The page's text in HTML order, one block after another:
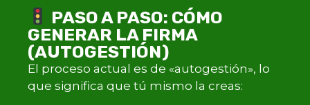
PASO A PASO: CÓMO
GENERAR LA FIRMA
(AUTOGESTIÓN)
El proceso actual es de «autogestión», lo
que significa que tú mismo la creas: